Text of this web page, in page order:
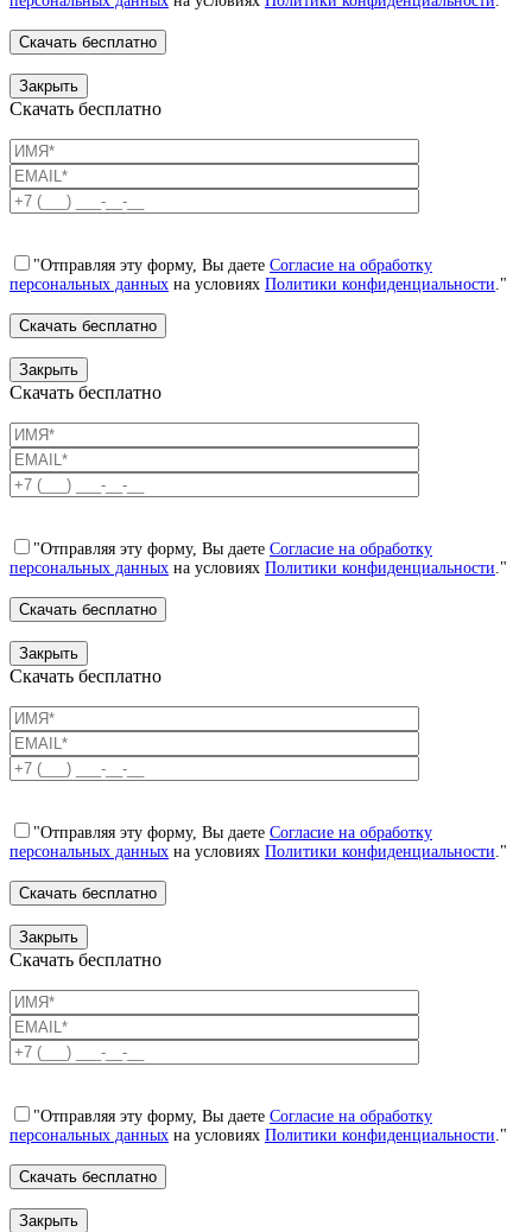
Закрыть
Скачать бесплатно
"Отправляя эту форму, Вы даете Согласие на обработку
персональных данных на условиях Политики конфиденциальности."
Закрыть
Скачать бесплатно
"Отправляя эту форму, Вы даете Согласие на обработку
персональных данных на условиях Политики конфиденциальности."
Закрыть
Скачать бесплатно
"Отправляя эту форму, Вы даете Согласие на обработку
персональных данных на условиях Политики конфиденциальности."
Закрыть
Скачать бесплатно
"Отправляя эту форму, Вы даете Согласие на обработку
персональных данных на условиях Политики конфиденциальности."
Закрыть